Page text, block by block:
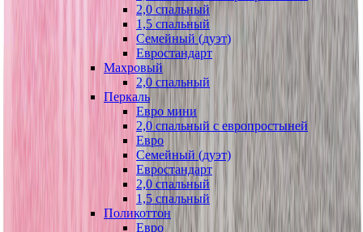
2,0 спальный
1,5 спальный
Семейный (дуэт)
Евростандарт
Махровый
2,0 спальный
Перкаль
Евро мини
2,0 спальный с европростыней
Евро
Семейный (дуэт)
Евростандарт
2,0 спальный
1,5 спальный
Поликоттон
Евро